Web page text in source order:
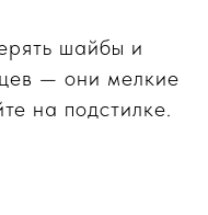
шайбы и
— они мелкие
на подстилке.